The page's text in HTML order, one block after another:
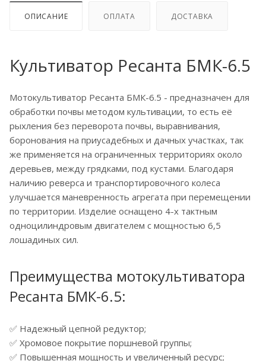
ОПИСАНИЕ ОПЛАТА ДОСТАВКА
Культиватор Ресанта БМК-6.5
Мотокультиватор Ресанта БМК-6.5 - предназначен для
обработки почвы методом культивации, то есть её
рыхления без переворота почвы, выравнивания,
боронования на приусадебных и дачных участках, так
же применяется на ограниченных территориях около
деревьев, между грядками, под кустами. Благодаря
наличию реверса и транспортировочного колеса
улучшается маневренность агрегата при перемещении
по территории. Изделие оснащено 4-х тактным
одноцилиндровым двигателем с мощностью 6,5
лошадиных сил.
Преимущества мотокультиватора
Ресанта БМК-6.5:
✅ Надежный цепной редуктор;
✅ Хромовое покрытие поршневой группы;
✅ Повышенная мощность и увеличенный ресурс;